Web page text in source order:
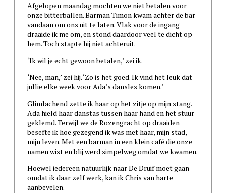
Afgelopen maandag mochten we niet betalen voor
onze bitterballen. Barman Timon kwam achter de bar
vandaan om ons uit te laten. Vlak voor de ingang
draaide ik me om, en stond daardoor veel te dicht op
hem. Toch stapte hij niet achteruit.
‘Ik wil je echt gewoon betalen,’ zei ik.
‘Nee, man,’ zei hij. ‘Zo is het goed. Ik vind het leuk dat
jullie elke week voor Ada’s dansles komen.’
Glimlachend zette ik haar op het zitje op mijn stang.
Ada hield haar danstas tussen haar hand en het stuur
geklemd. Terwijl we de Rozengracht op draaiden
besefte ik hoe gezegend ik was met haar, mijn stad,
mijn leven. Met een barman in een klein café die onze
namen wist en blij werd simpelweg omdat we kwamen.
Hoewel iedereen natuurlijk naar De Druif moet gaan
omdat ik daar zelf werk, kan ik Chris van harte
aanbevelen.